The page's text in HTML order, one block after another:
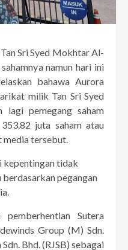
Sri Syed Mokhtar Al-
namun hari ini
bahawa Aurora
milik Tan Sri Syed
lagi pemegang saham
juta saham atau
tersebut.
kepentingan tidak
pegangan
Sutera
Group (M) Sdn.
Bhd. (RJSB) sebagai